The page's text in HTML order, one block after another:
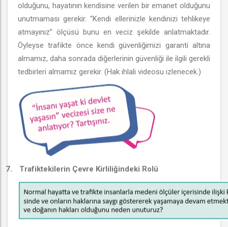
olduğunu, hayatının kendisine verilen bir emanet olduğunu
unutmaması gerekir. “Kendi ellerinizle kendinizi tehlikeye
atmayınız” ölçüsü bunu en veciz şekilde anlatmaktadır.
Öyleyse trafikte önce kendi güvenliğimizi garanti altına
almamız, daha sonrada diğerlerinin güvenliği ile ilgili gerekli
tedbirleri almamız gerekir. (Hak ihlali videosu izlenecek.)
7. Trafiktekilerin Çevre Kirliliğindeki Rolü